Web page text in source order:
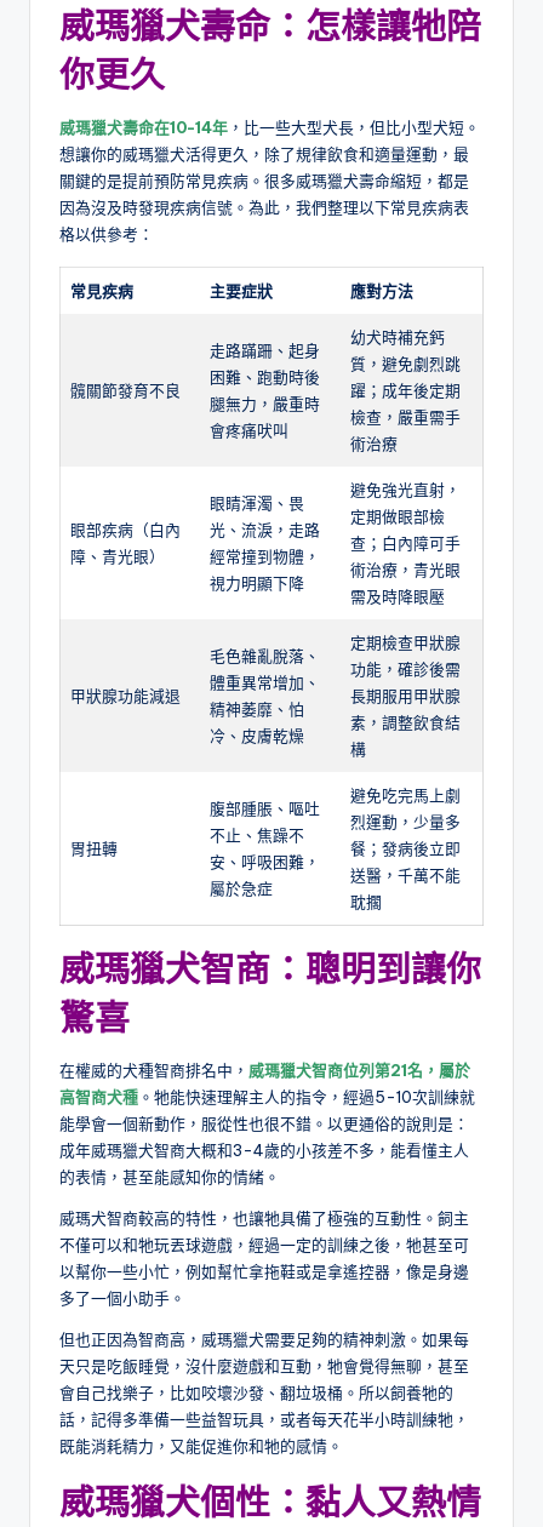
威瑪獵犬壽命：怎樣讓牠陪
你更久
威瑪獵犬壽命在10-14年 ，比一些大型犬長，但比小型犬短。
想讓你的威瑪獵犬活得更久，除了規律飲食和適量運動，最
關鍵的是提前預防常見疾病。很多威瑪獵犬壽命縮短，都是
因為沒及時發現疾病信號。為此，我們整理以下常見疾病表
格以供參考：
常見疾病 主要症狀 應對方法
髖關節發育不良
走路蹣跚、起身
困難、跑動時後
腿無力，嚴重時
會疼痛吠叫
幼犬時補充鈣
質，避免劇烈跳
躍；成年後定期
檢查，嚴重需手
術治療
眼部疾病（白內
障、青光眼）
眼睛渾濁、畏
光、流淚，走路
經常撞到物體，
視力明顯下降
避免強光直射，
定期做眼部檢
查；白內障可手
術治療，青光眼
需及時降眼壓
甲狀腺功能減退
毛色雜亂脫落、
體重異常增加、
精神萎靡、怕
冷、皮膚乾燥
定期檢查甲狀腺
功能，確診後需
長期服用甲狀腺
素，調整飲食結
構
胃扭轉
腹部腫脹、嘔吐
不止、焦躁不
安、呼吸困難，
屬於急症
避免吃完馬上劇
烈運動，少量多
餐；發病後立即
送醫，千萬不能
耽擱
威瑪獵犬智商：聰明到讓你
驚喜
在權威的犬種智商排名中， 威瑪獵犬智商位列第21名，屬於
高智商犬種 。牠能快速理解主人的指令，經過5-10次訓練就
能學會一個新動作，服從性也很不錯。以更通俗的說則是：
成年威瑪獵犬智商大概和3-4歲的小孩差不多，能看懂主人
的表情，甚至能感知你的情緒。
威瑪犬智商較高的特性，也讓牠具備了極強的互動性。飼主
不僅可以和牠玩丟球遊戲，經過一定的訓練之後，牠甚至可
以幫你一些小忙，例如幫忙拿拖鞋或是拿遙控器，像是身邊
多了一個小助手。
但也正因為智商高，威瑪獵犬需要足夠的精神刺激。如果每
天只是吃飯睡覺，沒什麼遊戲和互動，牠會覺得無聊，甚至
會自己找樂子，比如咬壞沙發、翻垃圾桶。所以飼養牠的
話，記得多準備一些益智玩具，或者每天花半小時訓練牠，
既能消耗精力，又能促進你和牠的感情。
威瑪獵犬個性：黏人又熱情